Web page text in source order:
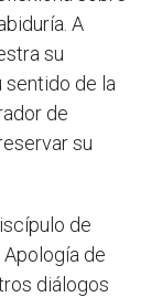
A
su
sentido de la
de
su
de
de
diálogos